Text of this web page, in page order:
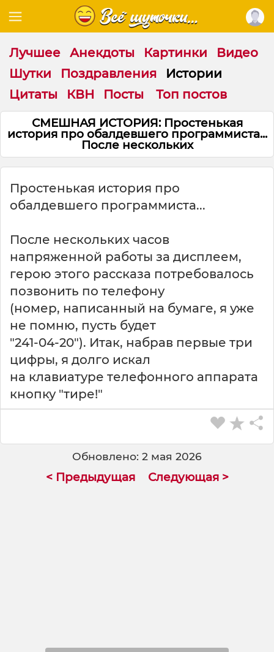
Лучшее Анекдоты Картинки
Видео
Шутки
Поздравления
Истории
Цитаты
КВН Посты Топ постов
СМЕШНАЯ ИСТОРИЯ: Простенькая
история про обалдевшего программиста...
После нескольких
Простенькая история про
обалдевшего программиста...
После нескольких часов
напряженной работы за дисплеем,
герою этого рассказа потребовалось
позвонить по телефону
(номер, написанный на бумаге, я уже
не помню, пусть будет
"241-04-20"). Итак, набрав первые три
цифры, я долго искал
на клавиатуре телефонного аппарата
кнопку "тире!"
Обновлено: 2 мая 2026
< Предыдущая Следующая >